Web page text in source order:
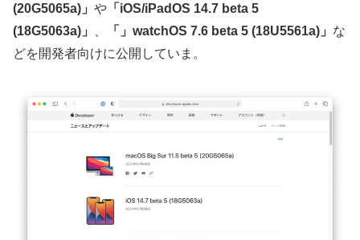
(20G5065a)」 や 「iOS/iPadOS 14.7 beta 5
(18G5063a)」
「」watchOS 7.6 beta 5 (18U5561a)」 な
どを開発者向けに公開していま。